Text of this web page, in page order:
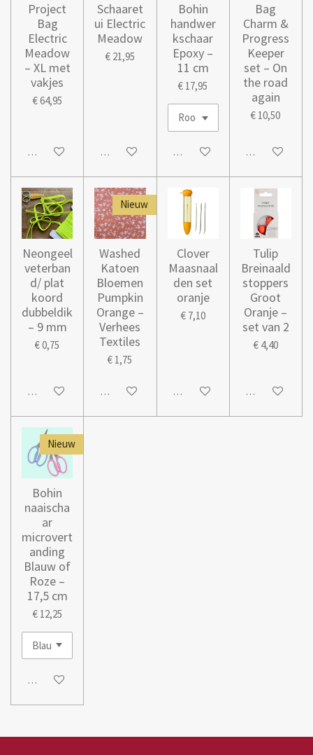
Project
Bag
Electric
Meadow
– XL met
vakjes
€ 64,95
In winkelwagen
Schaaret
ui Electric
Meadow
€ 21,95
In winkelwagen
Bohin
handwer
kschaar
Epoxy –
11 cm
€ 17,95
In winkelwagen
Bag
Charm &
Progress
Keeper
set – On
the road
again
€ 10,50
In winkelwagen
Neongeel
veterban
d/ plat
koord
dubbeldik
– 9 mm
€ 0,75
In winkelwagen
Nieuw
Washed
Katoen
Bloemen
Pumpkin
Orange –
Verhees
Textiles
€ 1,75
In winkelwagen
Clover
Maasnaal
den set
oranje
€ 7,10
In winkelwagen
Tulip
Breinaald
stoppers
Groot
Oranje –
set van 2
€ 4,40
In winkelwagen
Nieuw
Bohin
naaischa
ar
microvert
anding
Blauw of
Roze –
17,5 cm
€ 12,25
In winkelwagen